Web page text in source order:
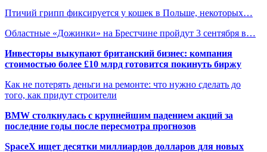
Птичий грипп фиксируется у кошек в Польше, некоторых…
Областные «Дожинки» на Брестчине пройдут 3 сентября в…
Инвесторы выкупают британский бизнес: компания
стоимостью более £10 млрд готовится покинуть биржу
Как не потерять деньги на ремонте: что нужно сделать до
того, как придут строители
BMW столкнулась с крупнейшим падением акций за
последние годы после пересмотра прогнозов
SpaceX ищет десятки миллиардов долларов для новых